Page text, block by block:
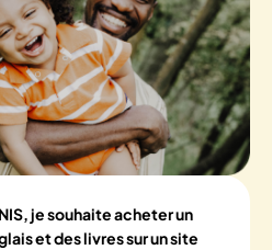
je souhaite acheter un
et des livres sur un site